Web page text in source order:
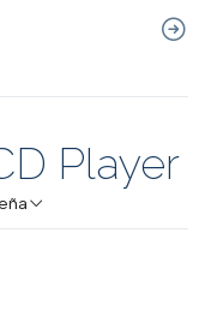
Player